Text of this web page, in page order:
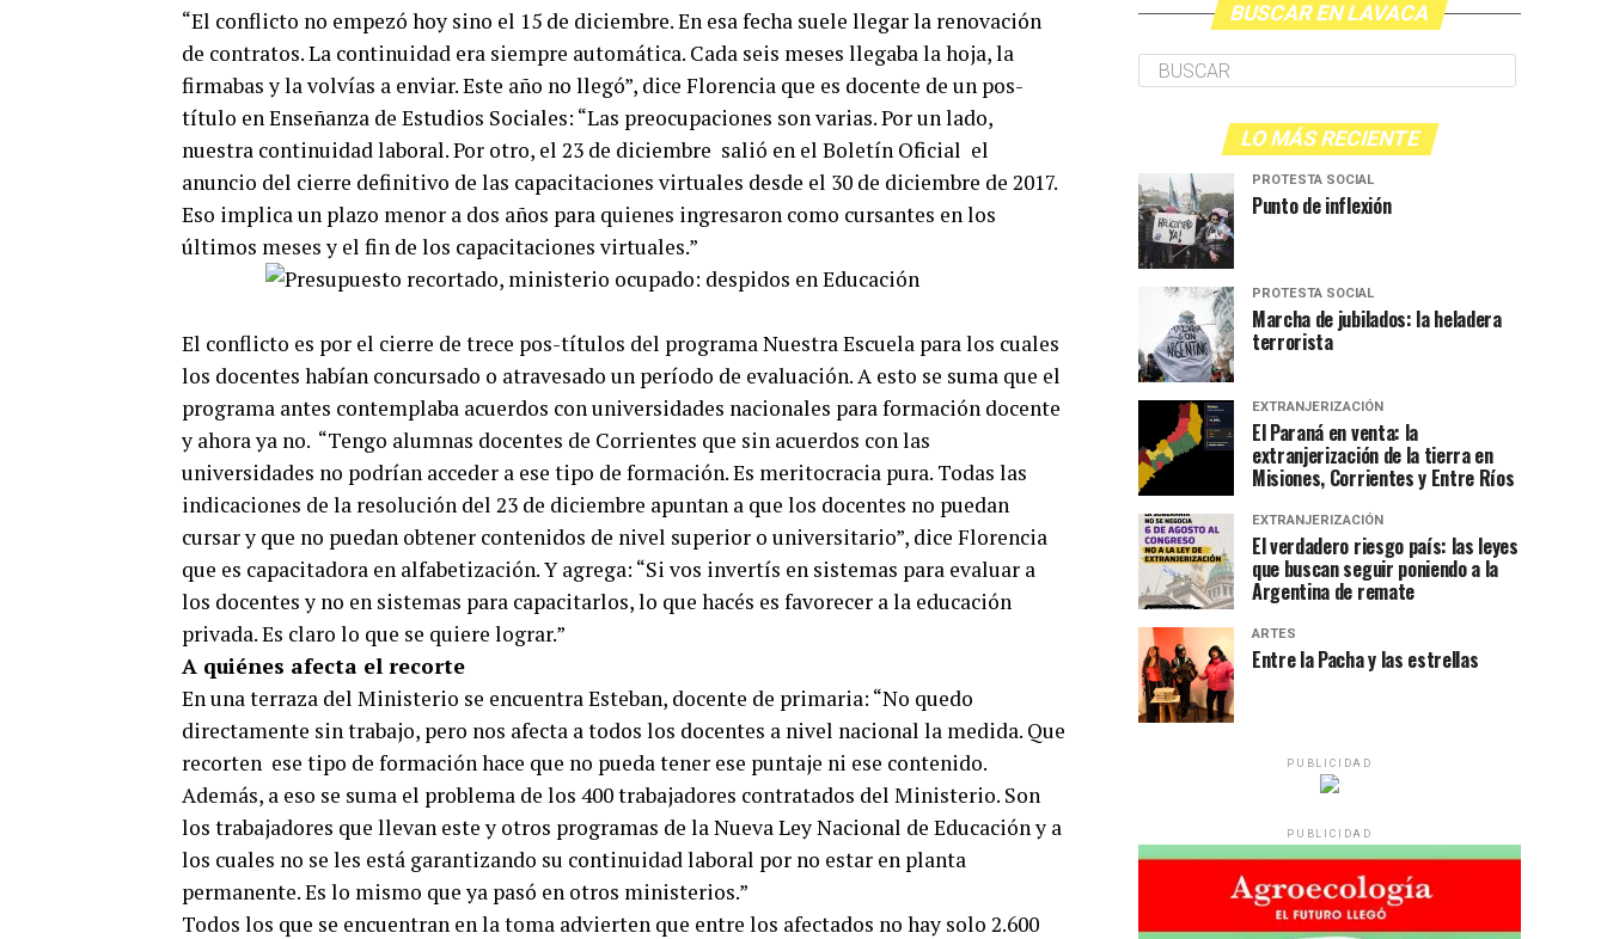
“El conflicto no empezó hoy sino el 15 de diciembre. En esa fecha suele llegar la renovación
de contratos. La continuidad era siempre automática. Cada seis meses llegaba la hoja, la
firmabas y la volvías a enviar. Este año no llegó”, dice Florencia que es docente de un pos-
título en Enseñanza de Estudios Sociales: “Las preocupaciones son varias. Por un lado,
nuestra continuidad laboral. Por otro, el 23 de diciembre salió en el Boletín Oficial el
anuncio del cierre definitivo de las capacitaciones virtuales desde el 30 de diciembre de 2017.
Eso implica un plazo menor a dos años para quienes ingresaron como cursantes en los
últimos meses y el fin de los capacitaciones virtuales.”
El conflicto es por el cierre de trece pos-títulos del programa Nuestra Escuela para los cuales
los docentes habían concursado o atravesado un período de evaluación. A esto se suma que el
programa antes contemplaba acuerdos con universidades nacionales para formación docente
y ahora ya no. “Tengo alumnas docentes de Corrientes que sin acuerdos con las
universidades no podrían acceder a ese tipo de formación. Es meritocracia pura. Todas las
indicaciones de la resolución del 23 de diciembre apuntan a que los docentes no puedan
cursar y que no puedan obtener contenidos de nivel superior o universitario”, dice Florencia
que es capacitadora en alfabetización. Y agrega: “Si vos invertís en sistemas para evaluar a
los docentes y no en sistemas para capacitarlos, lo que hacés es favorecer a la educación
privada. Es claro lo que se quiere lograr.”
A quiénes afecta el recorte
En una terraza del Ministerio se encuentra Esteban, docente de primaria: “No quedo
directamente sin trabajo, pero nos afecta a todos los docentes a nivel nacional la medida. Que
recorten ese tipo de formación hace que no pueda tener ese puntaje ni ese contenido.
Además, a eso se suma el problema de los 400 trabajadores contratados del Ministerio. Son
los trabajadores que llevan este y otros programas de la Nueva Ley Nacional de Educación y a
los cuales no se les está garantizando su continuidad laboral por no estar en planta
permanente. Es lo mismo que ya pasó en otros ministerios.”
Todos los que se encuentran en la toma advierten que entre los afectados no hay solo 2.600
BUSCAR EN LAVACA
LO MÁS RECIENTE
PROTESTA SOCIAL
Punto de inflexión
PROTESTA SOCIAL
Marcha de jubilados: la heladera
terrorista
EXTRANJERIZACIÓN
El Paraná en venta: la
extranjerización de la tierra en
Misiones, Corrientes y Entre Ríos
EXTRANJERIZACIÓN
El verdadero riesgo país: las leyes
que buscan seguir poniendo a la
Argentina de remate
ARTES
Entre la Pacha y las estrellas
PUBLICIDAD
PUBLICIDAD